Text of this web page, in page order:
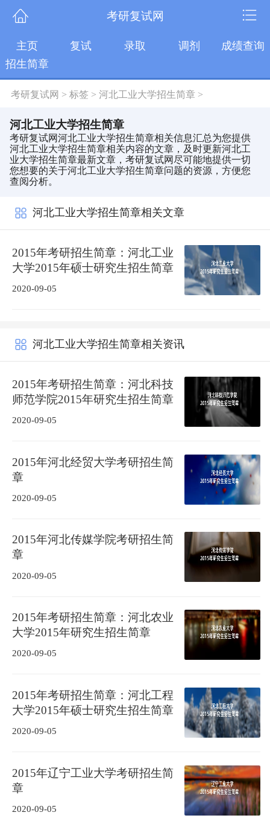
考研复试网
主页 复试 录取 调剂
成绩查询
招生简章
考研复试网 > 标签 > 河北工业大学招生简章>
河北工业大学招生简章
考研复试网河北工业大学招生简章相关信息汇总为您提供
河北工业大学招生简章相关内容的文章，及时更新河北工
业大学招生简章最新文章，考研复试网尽可能地提供一切
您想要的关于河北工业大学招生简章问题的资源，方便您
查阅分析。
河北工业大学招生简章相关文章
2015年考研招生简章：河北工业
大学2015年硕士研究生招生简章
2020-09-05
河北工业大学招生简章相关资讯
2015年考研招生简章：河北科技
师范学院2015年研究生招生简章
2020-09-05
2015年河北经贸大学考研招生简
章
2020-09-05
2015年河北传媒学院考研招生简
章
2020-09-05
2015年考研招生简章：河北农业
大学2015年研究生招生简章
2020-09-05
2015年考研招生简章：河北工程
大学2015年硕士研究生招生简章
2020-09-05
2015年辽宁工业大学考研招生简
章
2020-09-05